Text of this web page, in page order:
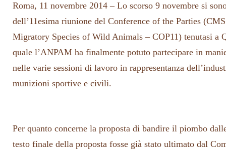
Roma, 11 novembre 2014 – Lo scorso 9 novembre si
dell’11esima riunione del Conference of the Parties
Migratory Species of Wild Animals – COP11) tenutasi a
quale l’ANPAM ha finalmente potuto partecipare in
nelle varie sessioni di lavoro in rappresentanza
munizioni sportive e civili.
Per quanto concerne la proposta di bandire il piombo
testo finale della proposta fosse già stato ultimato dal